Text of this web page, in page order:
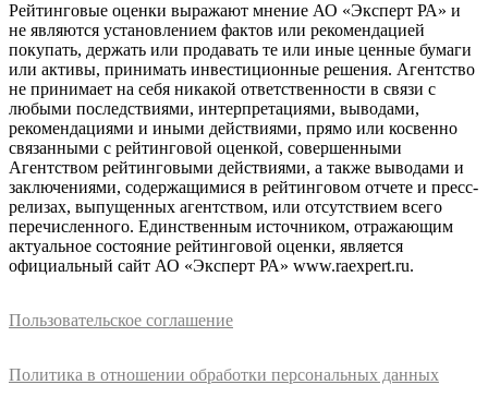
Рейтинговые оценки выражают мнение АО «Эксперт РА» и
не являются установлением фактов или рекомендацией
покупать, держать или продавать те или иные ценные бумаги
или активы, принимать инвестиционные решения. Агентство
не принимает на себя никакой ответственности в связи с
любыми последствиями, интерпретациями, выводами,
рекомендациями и иными действиями, прямо или косвенно
связанными с рейтинговой оценкой, совершенными
Агентством рейтинговыми действиями, а также выводами и
заключениями, содержащимися в рейтинговом отчете и пресс-
релизах, выпущенных агентством, или отсутствием всего
перечисленного. Единственным источником, отражающим
актуальное состояние рейтинговой оценки, является
официальный сайт АО «Эксперт РА» www.raexpert.ru.
Пользовательское соглашение
Политика в отношении обработки персональных данных